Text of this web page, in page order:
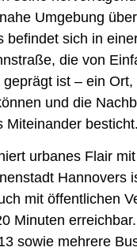
Umgebung
befindet sich in
die von
ist – ein
und die
Miteinander besticht.
urbanes Flair
Hannovers
mit öffentlichen
Minuten
sowie mehrere